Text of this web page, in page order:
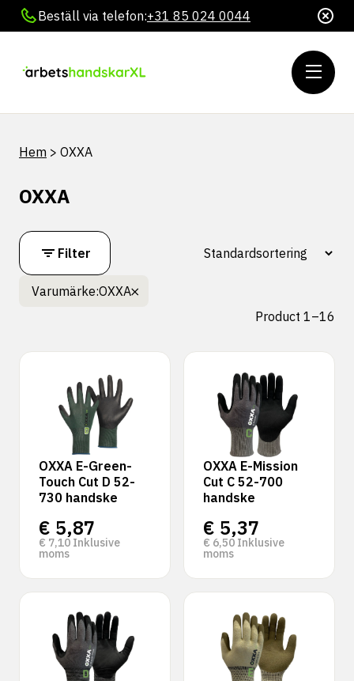
Beställ via telefon:+31 85 024 0044
Hem > OXXA
OXXA
Filter
Varumärke:OXXA
Product 1–16
OXXA E-Green-
Touch Cut D 52-
730 handske
€ 5,87
€ 7,10 Inklusive
moms
OXXA E-Mission
Cut C 52-700
handske
€ 5,37
€ 6,50 Inklusive
moms